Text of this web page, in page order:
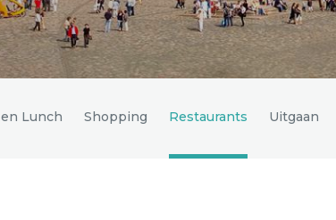
Lunch Shopping Restaurants Uitgaan